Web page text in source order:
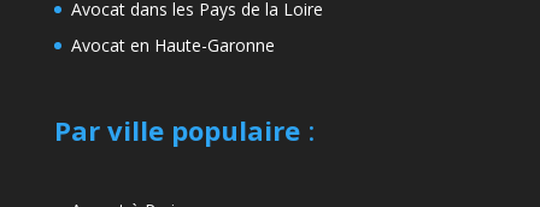
Avocat dans les Pays de la Loire
Avocat en Haute-Garonne
Par ville populaire: